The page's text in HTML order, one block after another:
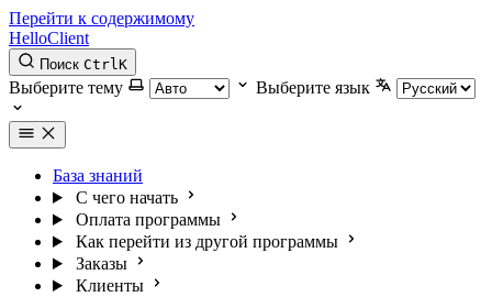
Перейти к содержимому
HelloClient
Поиск CtrlK
Выберите тему Выберите язык
База знаний
С чего начать
Оплата программы
Как перейти из другой программы
Заказы
Клиенты